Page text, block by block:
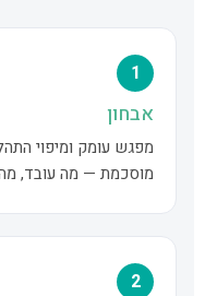
1
אבחון
מפגש עומק ומיפוי
מוסכמת — מה עובד,
2